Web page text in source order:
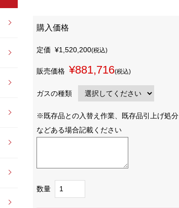
購入価格
定価 ¥1,520,200(税込)
販売価格 ¥881,716(税込)
ガスの種類
※既存品との入替え作業、既存品引上げ処分
などある場合記載ください
数量